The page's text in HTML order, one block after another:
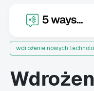
wdrożenie nowych